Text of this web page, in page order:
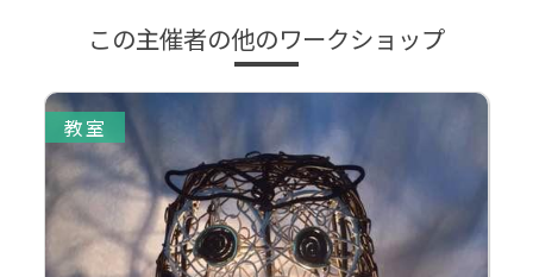
この主催者の他のワークショップ
教室